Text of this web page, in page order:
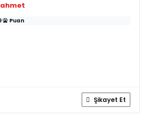
Puan
Şikayet Et